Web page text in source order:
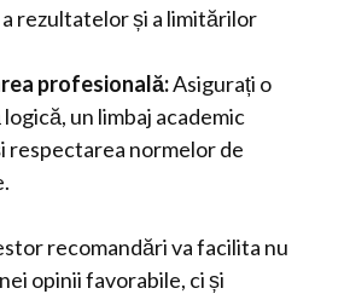
rezultatelor și a limitărilor
profesională:Asigurați o
un limbaj academic
respectarea normelor de
recomandări va facilita nu
opinii favorabile, ci și